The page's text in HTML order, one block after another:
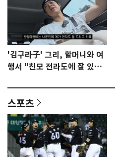
'김구라子' 그리, 할머니와 여
행서 "친모 전라도에 잘 있
스포츠